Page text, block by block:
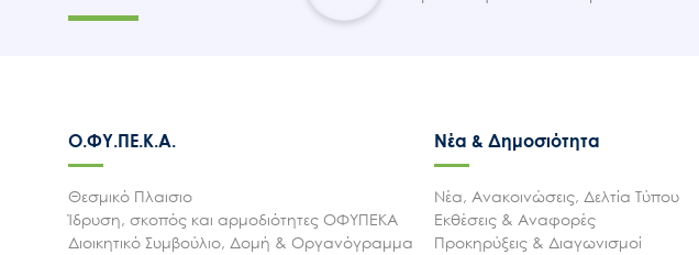
Ο.ΦΥ.ΠΕ.Κ.Α.
Θεσμικό Πλαισιο
Ίδρυση, σκοπός και αρμοδιότητες ΟΦΥΠΕΚΑ
Διοικητικό Συμβούλιο, Δομή & Οργανόγραμμα
Νέα & Δημοσιότητα
Νέα, Ανακοινώσεις, Δελτία Τύπου
Εκθέσεις & Αναφορές
Προκηρύξεις & Διαγωνισμοί